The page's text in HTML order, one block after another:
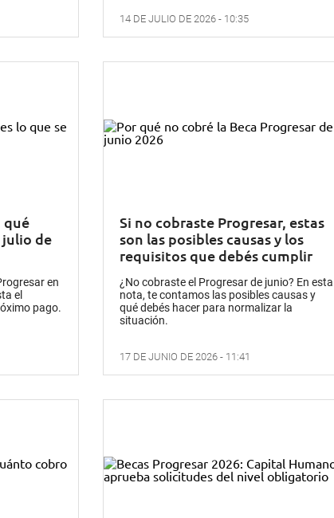
14 DE JULIO DE 2026 - 10:35
qué
de
en
el
pago.
Si no cobraste Progresar, estas
son las posibles causas y los
requisitos que debés cumplir
¿No cobraste el Progresar de junio? En esta
nota, te contamos las posibles causas y
qué debés hacer para normalizar la
situación.
17 DE JUNIO DE 2026 - 11:41